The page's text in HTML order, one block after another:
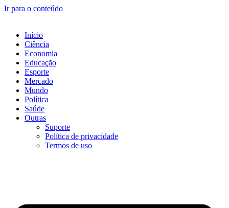
Ir para o conteúdo
Início
Ciência
Economia
Educação
Esporte
Mercado
Mundo
Política
Saúde
Outras
Suporte
Política de privacidade
Termos de uso